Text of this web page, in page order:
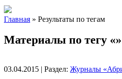
Главная » Результаты по тегам
Материалы по тегу
03.04.2015 | Раздел: Журналы